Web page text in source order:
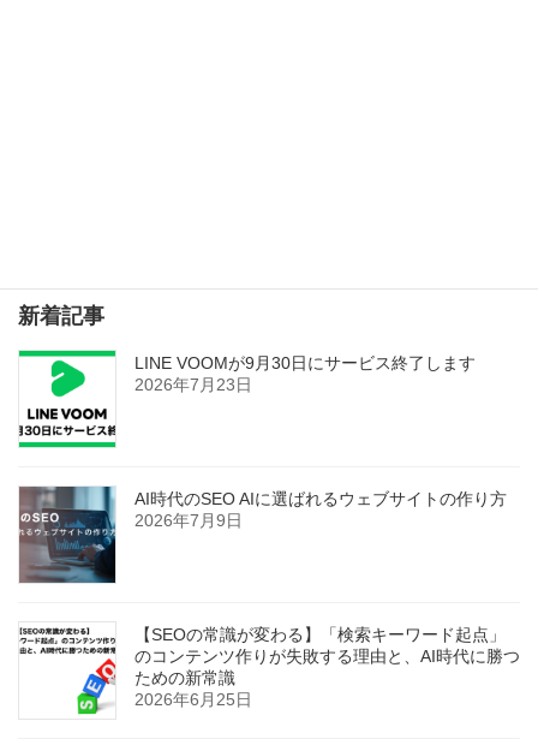
新着記事
LINE VOOMが9月30日にサービス終了します
2026年7月23日
AI時代のSEO AIに選ばれるウェブサイトの作り方
2026年7月9日
【SEOの常識が変わる】「検索キーワード起点」
のコンテンツ作りが失敗する理由と、AI時代に勝つ
ための新常識
2026年6月25日